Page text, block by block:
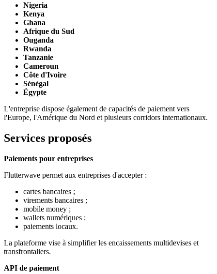
Nigeria
Kenya
Ghana
Afrique du Sud
Ouganda
Rwanda
Tanzanie
Cameroun
Côte d'Ivoire
Sénégal
Égypte
L'entreprise dispose également de capacités de paiement vers
l'Europe, l'Amérique du Nord et plusieurs corridors internationaux.
Services proposés
Paiements pour entreprises
Flutterwave permet aux entreprises d'accepter :
cartes bancaires ;
virements bancaires ;
mobile money ;
wallets numériques ;
paiements locaux.
La plateforme vise à simplifier les encaissements multidevises et
transfrontaliers.
API de paiement